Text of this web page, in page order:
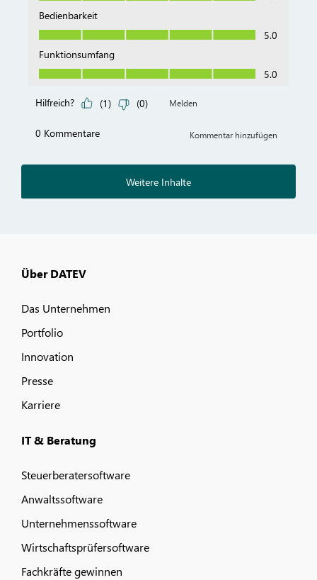
Über DATEV
Das Unternehmen
Portfolio
Innovation
Presse
Karriere
IT & Beratung
Steuerberatersoftware
Anwaltssoftware
Unternehmenssoftware
Wirtschaftsprüfersoftware
Fachkräfte gewinnen